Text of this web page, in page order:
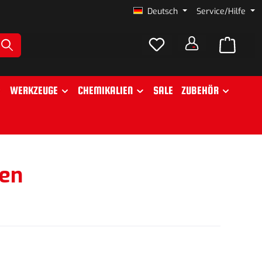
Deutsch Service/Hilfe
WERKZEUGE CHEMIKALIEN SALE ZUBEHÖR